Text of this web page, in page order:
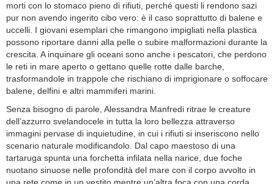
morti con lo stomaco pieno di rifiuti, perché questi li rendono sazi
pur non avendo ingerito cibo vero: è il caso soprattutto di balene e
uccelli. I giovani esemplari che rimangono impigliati nella plastica
possono riportare danni alla pelle o subire malformazioni durante la
crescita. A inquinare gli oceani sono anche i pescatori, che perdono
le reti in mare aperto o gettano quelle rotte dalle barche,
trasformandole in trappole che rischiano di imprigionare o soffocare
balene, delfini e altri mammiferi marini.
Senza bisogno di parole, Alessandra Manfredi ritrae le creature
dell’azzurro svelandocele in tutta la loro bellezza attraverso
immagini pervase di inquietudine, in cui i rifiuti si inseriscono nello
scenario naturale modificandolo. Dal capo maestoso di una
tartaruga spunta una forchetta infilata nella narice, due foche
nuotano sinuose nelle profondità del mare con il corpo avvolto in